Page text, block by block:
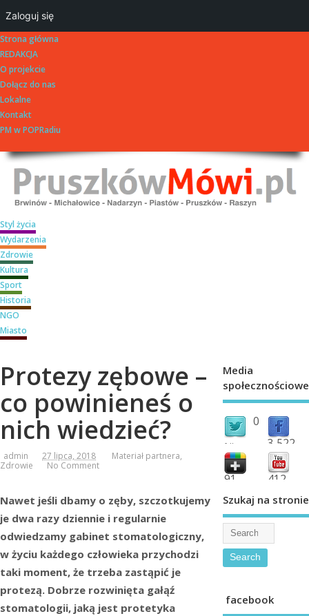
Strona główna
REDAKCJA
O projekcie
Dołącz do nas
Lokalne
Kontakt
PM w POPRadiu
Styl życia
Wydarzenia
Zdrowie
Kultura
Sport
Historia
NGO
Miasto
Protezy zębowe –
co powinieneś o
nich wiedzieć?
admin 27 lipca, 2018 Materiał partnera,
Zdrowie
No Comment
Nawet jeśli dbamy o zęby, szczotkujemy
je dwa razy dziennie i regularnie
odwiedzamy gabinet stomatologiczny,
w życiu każdego człowieka przychodzi
taki moment, że trzeba zastąpić je
protezą. Dobrze rozwinięta gałąź
stomatologii, jaką jest protetyka
Media
społecznościowe
0
followers 3,522
fans
91 412
Szukaj na stronie
facebook
Zaloguj się